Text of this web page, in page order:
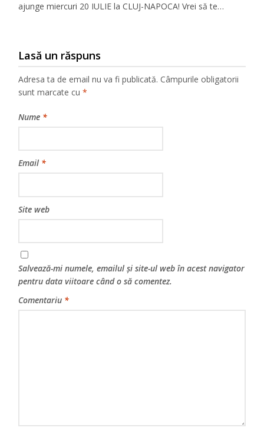
ajunge miercuri 20 IULIE la CLUJ-NAPOCA! Vrei să te…
Lasă un răspuns
Adresa ta de email nu va fi publicată. Câmpurile obligatorii
sunt marcate cu*
Nume *
Email *
Site web
Salvează-mi numele, emailul și site-ul web în acest navigator
pentru data viitoare când o să comentez.
Comentariu *